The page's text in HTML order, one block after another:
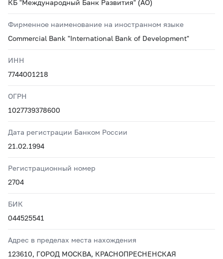
КБ "Международный Банк Развития" (АО)
Фирменное наименование на иностранном языке
Commercial Bank "International Bank of Development"
ИНН
7744001218
ОГРН
1027739378600
Дата регистрации Банком России
21.02.1994
Регистрационный номер
2704
БИК
044525541
Адрес в пределах места нахождения
123610, ГОРОД МОСКВА, КРАСНОПРЕСНЕНСКАЯ